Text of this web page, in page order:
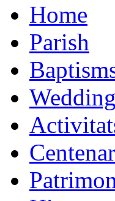
Home
Parish